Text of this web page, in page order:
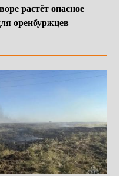
растёт опасное
оренбуржцев